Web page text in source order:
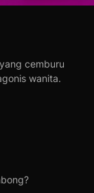
cemburu
wanita.